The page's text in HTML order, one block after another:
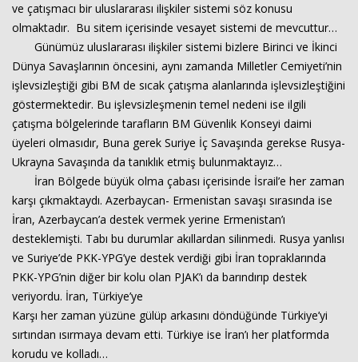
ve çatışmacı bir uluslararası ilişkiler sistemi söz konusu
olmaktadır. Bu sitem içerisinde vesayet sistemi de mevcuttur…
Günümüz uluslararası ilişkiler sistemi bizlere Birinci ve İkinci
Dünya Savaşlarının öncesini, aynı zamanda Milletler Cemiyeti’nin
işlevsizleştiği gibi BM de sıcak çatışma alanlarında işlevsizleştiğini
göstermektedir. Bu işlevsizleşmenin temel nedeni ise ilgili
çatışma bölgelerinde tarafların BM Güvenlik Konseyi daimi
üyeleri olmasıdır, Buna gerek Suriye İç Savaşında gerekse Rusya-
Ukrayna Savaşında da tanıklık etmiş bulunmaktayız…
İran Bölgede büyük olma çabası içerisinde İsrail’e her zaman
karşı çıkmaktaydı. Azerbaycan- Ermenistan savaşı sırasında ise
İran, Azerbaycan’a destek vermek yerine Ermenistan’ı
desteklemişti. Tabı bu durumlar akıllardan silinmedi. Rusya yanlısı
ve Suriye’de PKK-YPG’ye destek verdiği gibi İran topraklarında
PKK-YPG’nin diğer bir kolu olan PJAK’ı da barındırıp destek
veriyordu. İran, Türkiye’ye
Karşı her zaman yüzüne gülüp arkasını döndüğünde Türkiye’yi
sırtından ısırmaya devam etti. Türkiye ise İran’ı her platformda
korudu ve kolladı…